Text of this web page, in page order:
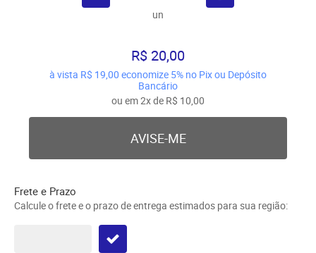
un
R$ 20,00
à vista R$ 19,00 economize 5% no Pix ou Depósito
Bancário
ou em2xde R$ 10,00
AVISE-ME
Frete e Prazo
Calcule o frete e o prazo de entrega estimados para sua região: